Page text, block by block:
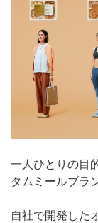
一人ひとりの目
タムミールブラ
自社で開発した